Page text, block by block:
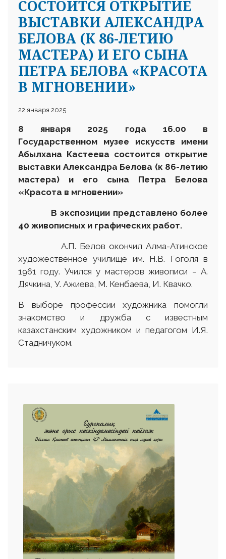
СОСТОИТСЯ ОТКРЫТИЕ
ВЫСТАВКИ АЛЕКСАНДРА
БЕЛОВА (К 86-ЛЕТИЮ
МАСТЕРА) И ЕГО СЫНА
ПЕТРА БЕЛОВА «КРАСОТА
В МГНОВЕНИИ»
22 января 2025
8 января 2025 года 16.00 в
Государственном музее искусств имени
Абылхана Кастеева состоится открытие
выставки Александра Белова (к 86-летию
мастера) и его сына Петра Белова
«Красота в мгновении»
В экспозиции представлено более
40 живописных и графических работ.
А.П. Белов окончил Алма-Атинское
художественное училище им. Н.В. Гоголя в
1961 году. Учился у мастеров живописи – А.
Дячкина, У. Ажиева, М. Кенбаева, И. Квачко.
В выборе профессии художника помогли
знакомство и дружба с известным
казахстанским художником и педагогом И.Я.
Стадничуком.